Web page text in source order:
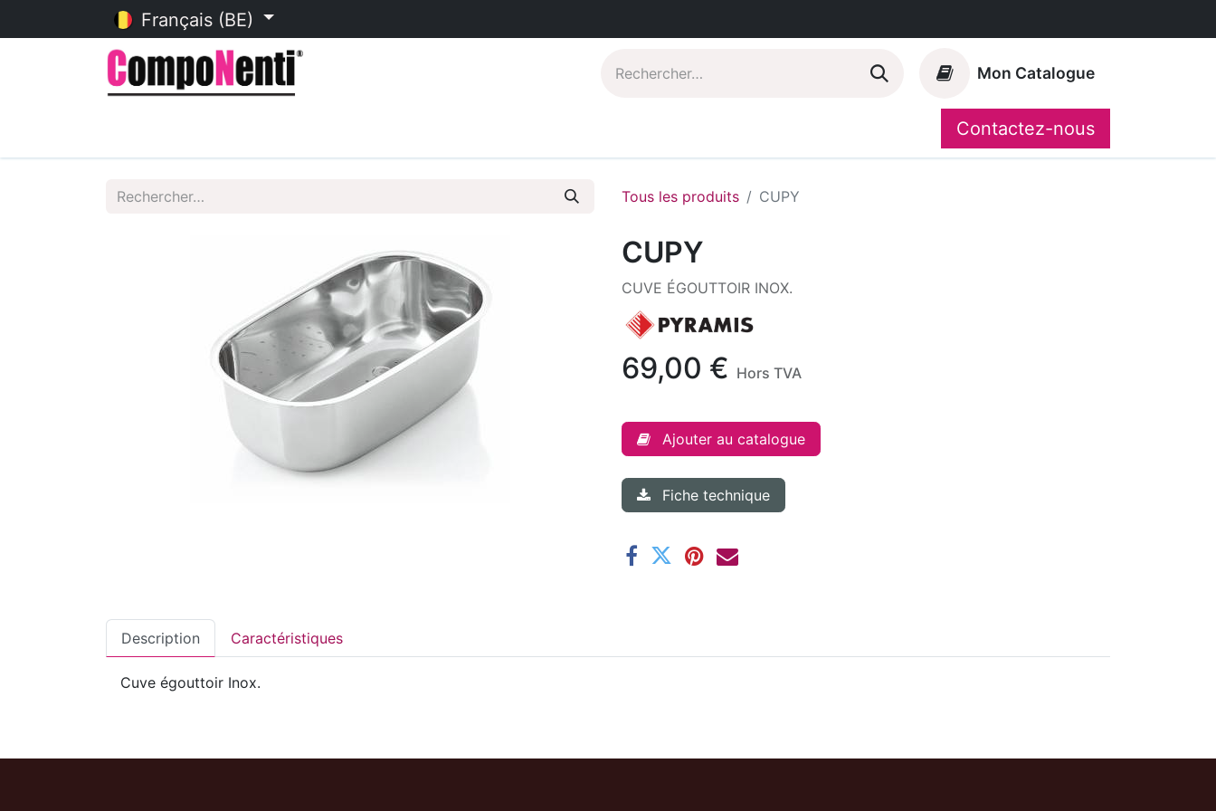
Français (BE)
Mon Catalogue
CompoShop
Contactez-nous
Tous les produits CUPY
CUPY
CUVE ÉGOUTTOIR INOX.
69,00 € Hors TVA
Ajouter au catalogue
Fiche technique
Description Caractéristiques
Cuve égouttoir Inox.